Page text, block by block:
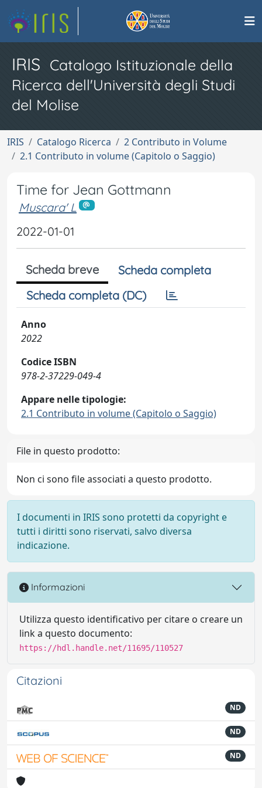
IRIS Catalogo Istituzionale della
Ricerca dell'Università degli Studi
del Molise
IRIS Catalogo Ricerca
2 Contributo in Volume
2.1 Contributo in volume (Capitolo o Saggio)
Time for Jean Gottmann
Muscara' L
2022-01-01
Scheda breve
Scheda completa
Scheda completa (DC)
Anno
2022
Codice ISBN
978-2-37229-049-4
Appare nelle tipologie:
2.1 Contributo in volume (Capitolo o Saggio)
File in questo prodotto:
Non ci sono file associati a questo prodotto.
I documenti in IRIS sono protetti da copyright e
tutti i diritti sono riservati, salvo diversa
indicazione.
Informazioni
Utilizza questo identificativo per citare o creare un
link a questo documento:
https://hdl.handle.net/11695/110527
Citazioni
ND
ND
ND